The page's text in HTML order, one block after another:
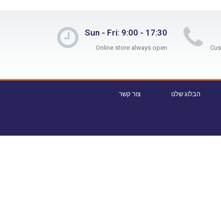
Sun - Fri: 9:00 - 17:30
Online store always open
הבלוג שלנו צור קשר